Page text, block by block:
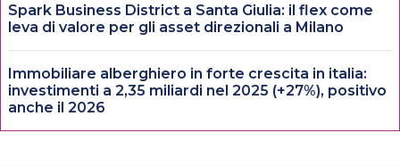
Spark Business District a Santa Giulia: il flex come
leva di valore per gli asset direzionali a Milano
Immobiliare alberghiero in forte crescita in italia:
investimenti a 2,35 miliardi nel 2025 (+27%), positivo
anche il 2026